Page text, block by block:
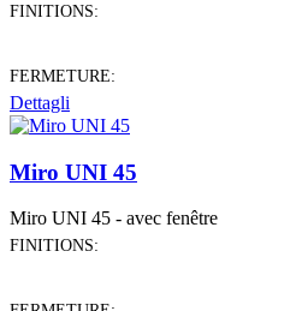
FINITIONS:
FERMETURE:
Dettagli
Miro UNI 45
Miro UNI 45 - avec fenêtre
FINITIONS: